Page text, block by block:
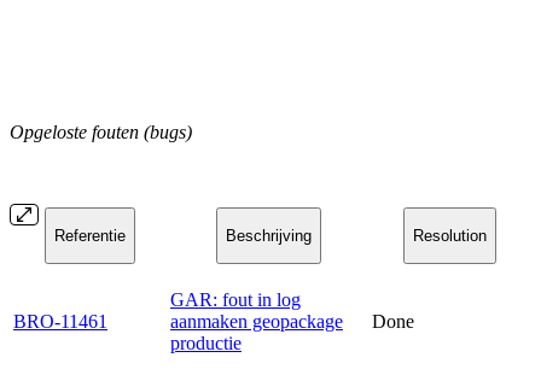
Opgeloste fouten (bugs)
Referentie Beschrijving Resolution
BRO-11461
GAR: fout in log
aanmaken geopackage
productie
Done